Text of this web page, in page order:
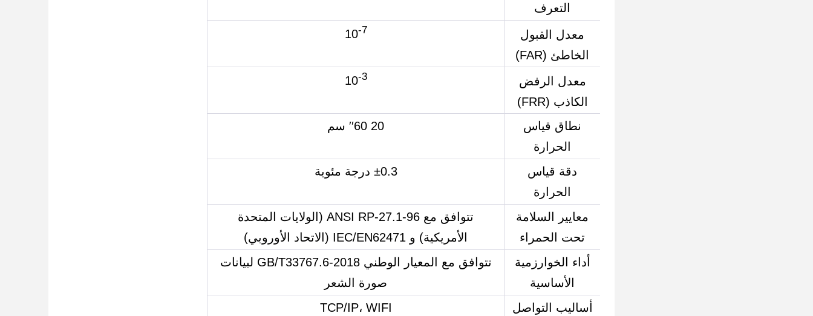
التعرف
معدل القبول
الخاطئ (FAR)
10-7
معدل الرفض
الكاذب (FRR)
10-3
نطاق قياس
الحرارة
20 ′′60 سم
دقة قياس
الحرارة
±0.3 درجة مئوية
معايير السلامة
تحت الحمراء
تتوافق مع ANSI RP-27.1-96 (الولايات المتحدة
الأمريكية) و IEC/EN62471 (الاتحاد الأوروبي)
أداء الخوارزمية
الأساسية
تتوافق مع المعيار الوطني GB/T33767.6-2018 لبيانات
صورة الشعر
أساليب التواصل
TCP/IP، WIFI